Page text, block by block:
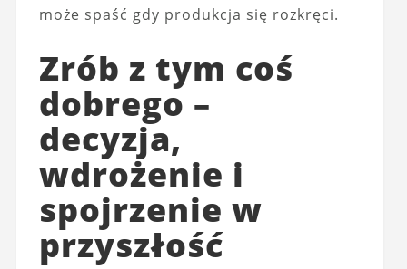
może spaść gdy produkcja się rozkręci.
Zrób z tym coś
dobrego –
decyzja,
wdrożenie i
spojrzenie w
przyszłość